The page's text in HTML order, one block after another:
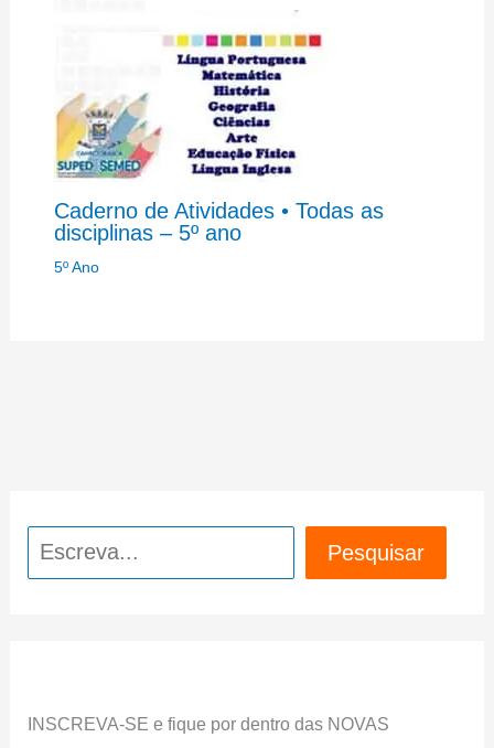
Caderno de Atividades • Todas as
disciplinas – 5º ano
5º Ano
Pesquisar Pesquisar
INSCREVA-SE e fique por dentro das NOVAS